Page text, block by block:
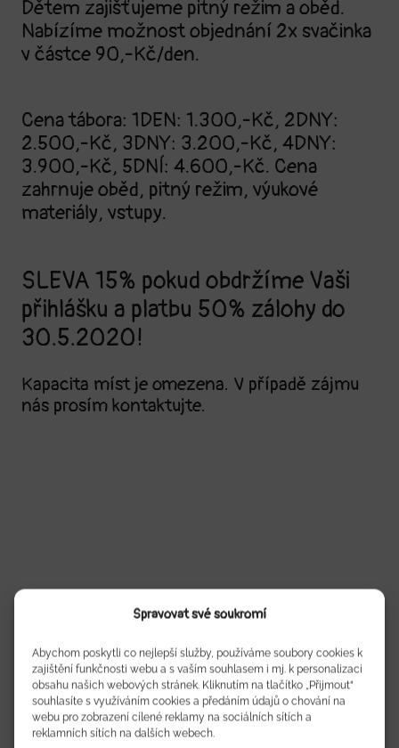
Spravovat své soukromí
Abychom poskytli co nejlepší služby, používáme soubory cookies k
zajištění funkčnosti webu a s vaším souhlasem i mj. k personalizaci
obsahu našich webových stránek. Kliknutím na tlačítko „Přijmout“
souhlasíte s využíváním cookies a předáním údajů o chování na
webu pro zobrazení cílené reklamy na sociálních sítích a
reklamních sítích na dalších webech.
Dětem zajišťujeme pitný režim a oběd.
Nabízíme možnost objednání 2x svačinka
v částce 90,-Kč/den.
Cena tábora: 1DEN: 1.300,-Kč, 2DNY:
2.500,-Kč, 3DNY: 3.200,-Kč, 4DNY:
3.900,-Kč, 5DNÍ: 4.600,-Kč. Cena
zahrnuje oběd, pitný režim, výukové
materiály, vstupy.
SLEVA 15% pokud obdržíme Vaši
přihlášku a platbu 50% zálohy do
30.5.2020!
Kapacita míst je omezena. V případě zájmu
nás prosím kontaktujte.
Líbil se vám článek?